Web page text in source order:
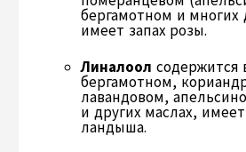
бергамотном и многих
имеет запах розы.
Линалоол содержится
бергамотном,
лавандовом,
и других маслах,
ландыша.